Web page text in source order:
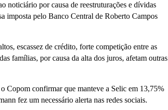
noticiário por causa de reestruturações e dívidas
imposta pelo Banco Central de Roberto Campos
escassez de crédito, forte competição entre as
famílias, por causa da alta dos juros, afetam outras
Copom confirmar que manteve a Selic em 13,75%
fez um necessário alerta nas redes sociais.